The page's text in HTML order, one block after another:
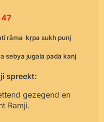
47
râma kŗpa sukh punj
sebya jugala pada kanj
spreekt:
gezegend en
Ramji.